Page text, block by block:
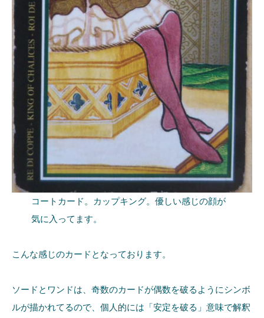
コートカード。カップキング。優しい感じの顔が
気に入ってます。
こんな感じのカードとなっております。
ソードとワンドは、奇数のカードが偶数を破るようにシンボ
ルが描かれてるので、個人的には「安定を破る」意味で解釈